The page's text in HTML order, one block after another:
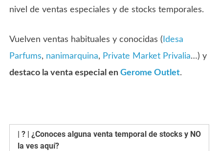
nivel de ventas especiales y de stocks temporales.
Vuelven ventas habituales y conocidas ( Idesa
Parfums, nanimarquina, Private Market Privalia…) y
destaco la venta especial enGerome Outlet.
| ? | ¿Conoces alguna venta temporal de stocks y NO
la ves aquí?